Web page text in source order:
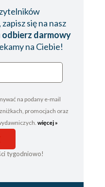
się na nasz
odbierz darmowy
na Ciebie!
na podany e-mail
promocjach oraz
więcej »
tygodniowo!